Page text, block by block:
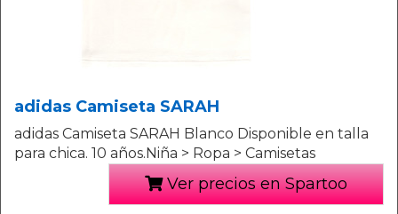
adidas Camiseta SARAH
adidas Camiseta SARAH Blanco Disponible en talla
para chica. 10 años.Niña > Ropa > Camisetas
Ver precios en Spartoo